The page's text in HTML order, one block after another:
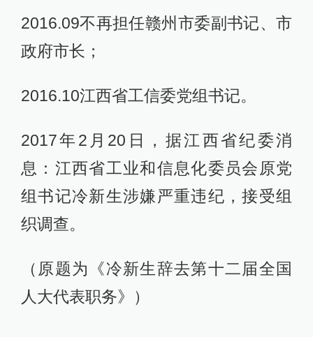
2016.09不再担任赣州市委副书记、市
政府市长；
2016.10江西省工信委党组书记。
2017年2月20日，据江西省纪委消
息：江西省工业和信息化委员会原党
组书记冷新生涉嫌严重违纪，接受组
织调查。
（原题为《冷新生辞去第十二届全国
人大代表职务》）